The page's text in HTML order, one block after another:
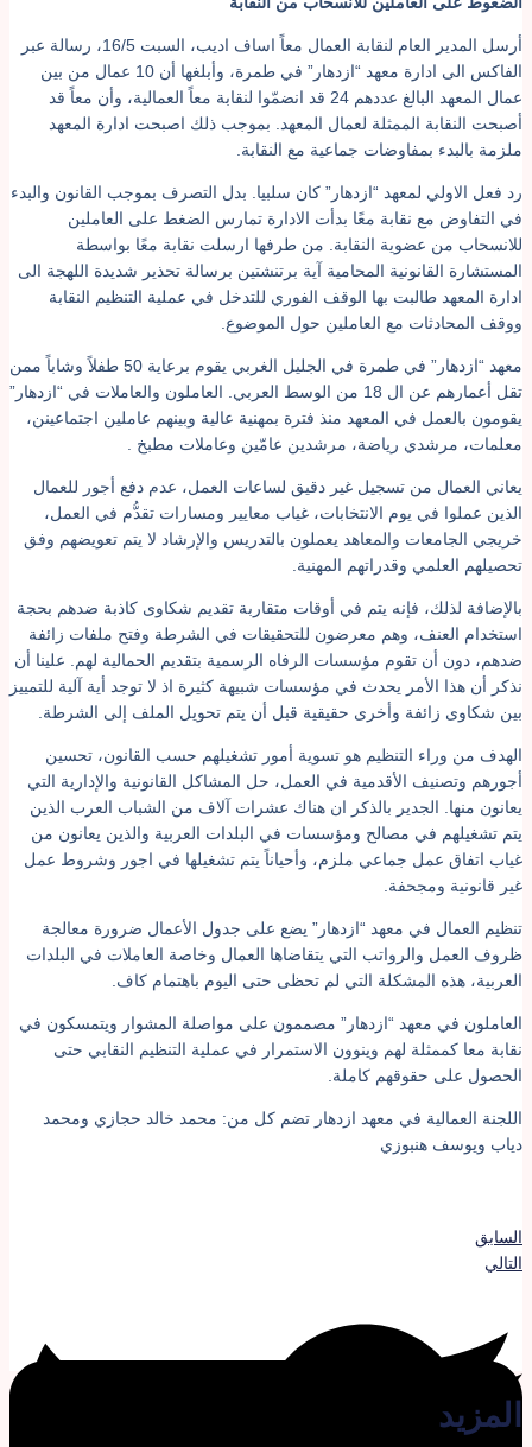
أرسل المدير العام لنقابة العمال معاً اساف اديب، السبت 16/5، رسالة عبر
الفاكس الى ادارة معهد “ازدهار” في طمرة، وأبلغها أن 10 عمال من بين
عمال المعهد البالغ عددهم 24 قد انضمّوا لنقابة معاً العمالية، وأن معاً قد
أصبحت النقابة الممثلة لعمال المعهد. بموجب ذلك اصبحت ادارة المعهد
ملزمة بالبدء بمفاوضات جماعية مع النقابة.
رد فعل الاولي لمعهد “ازدهار” كان سلبيا. بدل التصرف بموجب القانون والبدء
في التفاوض مع نقابة معًا بدأت الادارة تمارس الضغط على العاملين
للانسحاب من عضوية النقابة. من طرفها ارسلت نقابة معًا بواسطة
المستشارة القانونية المحامية آية برتنشتين برسالة تحذير شديدة اللهجة الى
ادارة المعهد طالبت بها الوقف الفوري للتدخل في عملية التنظيم النقابة
ووقف المحادثات مع العاملين حول الموضوع.
معهد “ازدهار” في طمرة في الجليل الغربي يقوم برعاية 50 طفلاً وشاباً ممن
تقل أعمارهم عن ال 18 من الوسط العربي. العاملون والعاملات في “ازدهار”
يقومون بالعمل في المعهد منذ فترة بمهنية عالية وبينهم عاملين اجتماعينن،
معلمات، مرشدي رياضة، مرشدين عامّين وعاملات مطبخ .
يعاني العمال من تسجيل غير دقيق لساعات العمل، عدم دفع أجور للعمال
الذين عملوا في يوم الانتخابات، غياب معايير ومسارات تقدُّم في العمل،
خريجي الجامعات والمعاهد يعملون بالتدريس والإرشاد لا يتم تعويضهم وفق
تحصيلهم العلمي وقدراتهم المهنية.
بالإضافة لذلك، فإنه يتم في أوقات متقاربة تقديم شكاوى كاذبة ضدهم بحجة
استخدام العنف، وهم معرضون للتحقيقات في الشرطة وفتح ملفات زائفة
ضدهم، دون أن تقوم مؤسسات الرفاه الرسمية بتقديم الحمالية لهم. علينا أن
نذكر أن هذا الأمر يحدث في مؤسسات شبيهة كثيرة اذ لا توجد أية آلية للتمييز
بين شكاوى زائفة وأخرى حقيقية قبل أن يتم تحويل الملف إلى الشرطة.
الهدف من وراء التنظيم هو تسوية أمور تشغيلهم حسب القانون، تحسين
أجورهم وتصنيف الأقدمية في العمل، حل المشاكل القانونية والإدارية التي
يعانون منها. الجدير بالذكر ان هناك عشرات آلاف من الشباب العرب الذين
يتم تشغيلهم في مصالح ومؤسسات في البلدات العربية والذين يعانون من
غياب اتفاق عمل جماعي ملزم، وأحياناً يتم تشغيلها في اجور وشروط عمل
غير قانونية ومجحفة.
تنظيم العمال في معهد “ازدهار” يضع على جدول الأعمال ضرورة معالجة
ظروف العمل والرواتب التي يتقاضاها العمال وخاصة العاملات في البلدات
العربية، هذه المشكلة التي لم تحظى حتى اليوم باهتمام كاف.
العاملون في معهد “ازدهار” مصممون على مواصلة المشوار ويتمسكون في
نقابة معا كممثلة لهم وينوون الاستمرار في عملية التنظيم النقابي حتى
الحصول على حقوقهم كاملة.
اللجنة العمالية في معهد ازدهار تضم كل من: محمد خالد حجازي ومحمد
دياب ويوسف هنبوزي
السابق
التالي
المزيد